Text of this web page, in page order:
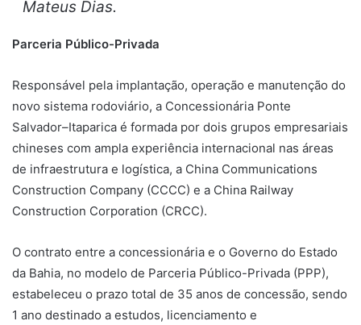
Mateus Dias.
Parceria Público-Privada
Responsável pela implantação, operação e manutenção do
novo sistema rodoviário, a Concessionária Ponte
Salvador–Itaparica é formada por dois grupos empresariais
chineses com ampla experiência internacional nas áreas
de infraestrutura e logística, a China Communications
Construction Company (CCCC) e a China Railway
Construction Corporation (CRCC).
O contrato entre a concessionária e o Governo do Estado
da Bahia, no modelo de Parceria Público-Privada (PPP),
estabeleceu o prazo total de 35 anos de concessão, sendo
1 ano destinado a estudos, licenciamento e